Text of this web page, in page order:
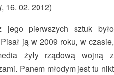
, 16. 02. 2012)
jego pierwszych sztuk było
ją w 2009 roku, w czasie,
żyły rządową wojną z
Panem młodym jest tu nikt